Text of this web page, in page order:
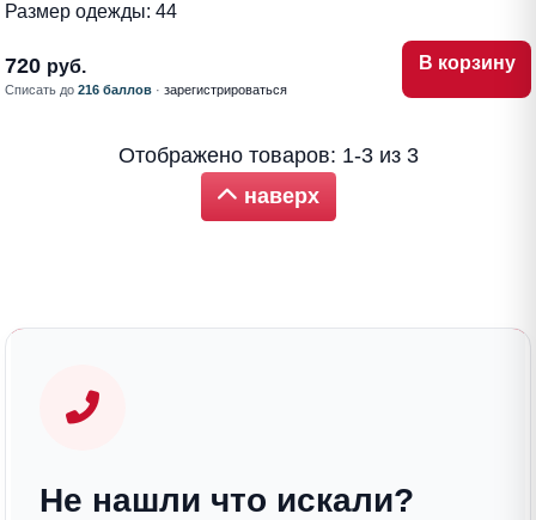
Размер одежды: 44
720 руб.
Списать до 216 баллов · зарегистрироваться
В корзину
Отображено товаров: 1-3 из 3
наверх
Не нашли что искали?